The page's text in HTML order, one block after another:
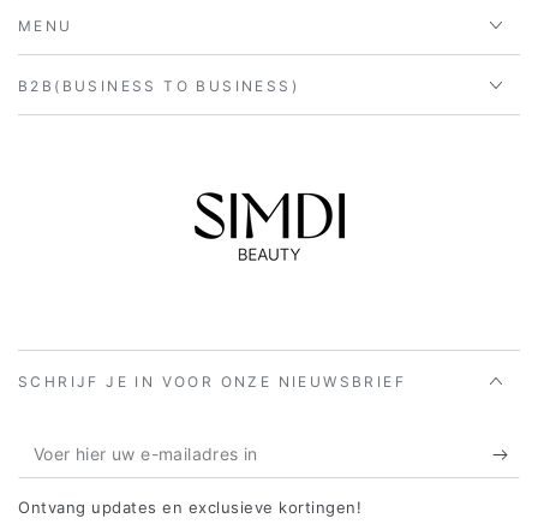
MENU
B2B(BUSINESS TO BUSINESS)
SCHRIJF JE IN VOOR ONZE NIEUWSBRIEF
Voer
hier
Ontvang updates en exclusieve kortingen!